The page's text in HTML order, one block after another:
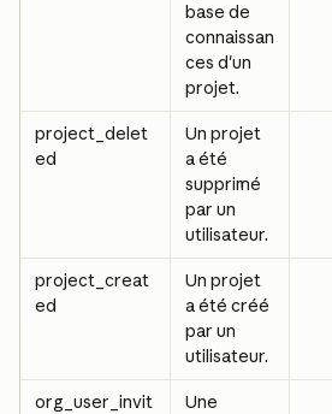
base de
connaissan
ces d'un
projet.
project_delet
ed
Un projet
a été
supprimé
par un
utilisateur.
project_creat
ed
Un projet
a été créé
par un
utilisateur.
org_user_invit
Une